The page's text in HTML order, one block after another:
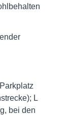
L
bei den